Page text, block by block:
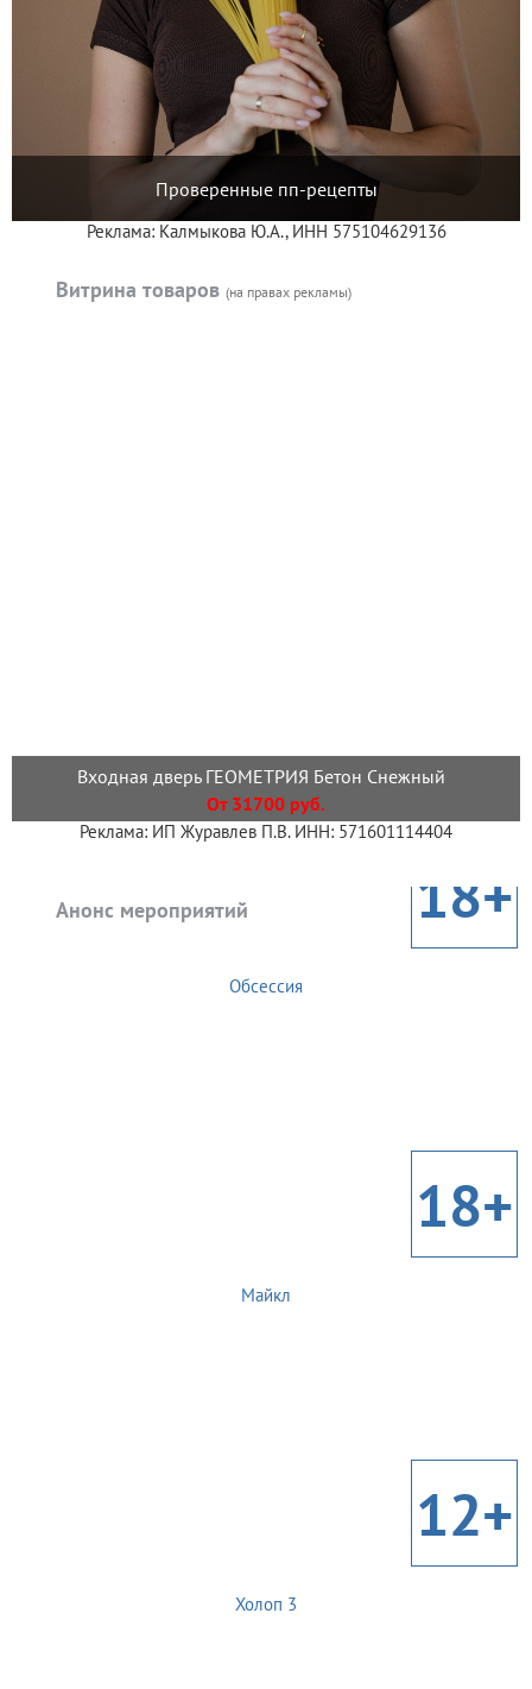
Проверенные пп-рецепты
Реклама: Калмыкова Ю.А., ИНН 575104629136
Витрина товаров (на правах рекламы)
Входная дверь ГЕОМЕТРИЯ Бетон Снежный
От 31700 руб.
Реклама: ИП Журавлев П.В. ИНН: 571601114404
Анонс мероприятий 18+
Обсессия
18+
Майкл
12+
Холоп 3